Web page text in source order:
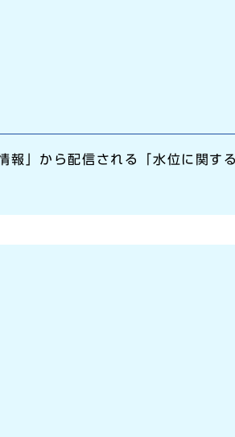
報」から配信される「水位に関す